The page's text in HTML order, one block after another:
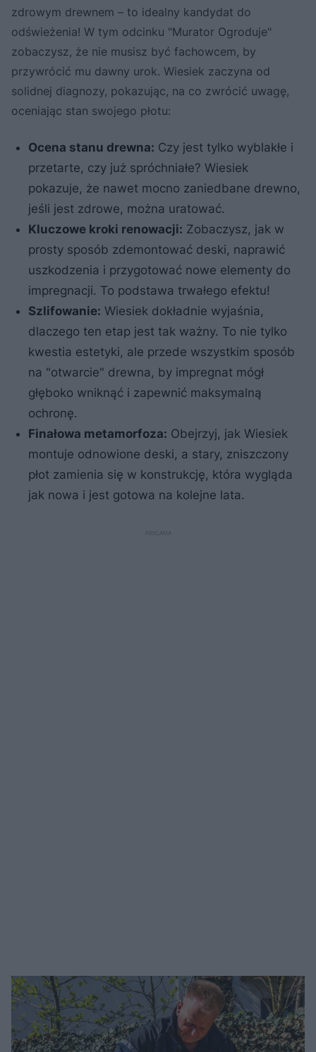
zdrowym drewnem – to idealny kandydat do
odświeżenia! W tym odcinku "Murator Ogroduje"
zobaczysz, że nie musisz być fachowcem, by
przywrócić mu dawny urok. Wiesiek zaczyna od
solidnej diagnozy, pokazując, na co zwrócić uwagę,
oceniając stan swojego płotu:
Ocena stanu drewna: Czy jest tylko wyblakłe i
przetarte, czy już spróchniałe? Wiesiek
pokazuje, że nawet mocno zaniedbane drewno,
jeśli jest zdrowe, można uratować.
Kluczowe kroki renowacji: Zobaczysz, jak w
prosty sposób zdemontować deski, naprawić
uszkodzenia i przygotować nowe elementy do
impregnacji. To podstawa trwałego efektu!
Szlifowanie: Wiesiek dokładnie wyjaśnia,
dlaczego ten etap jest tak ważny. To nie tylko
kwestia estetyki, ale przede wszystkim sposób
na "otwarcie" drewna, by impregnat mógł
głęboko wniknąć i zapewnić maksymalną
ochronę.
Finałowa metamorfoza: Obejrzyj, jak Wiesiek
montuje odnowione deski, a stary, zniszczony
płot zamienia się w konstrukcję, która wygląda
jak nowa i jest gotowa na kolejne lata.